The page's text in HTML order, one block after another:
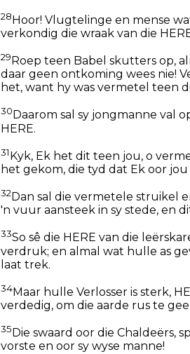
28Hoor! Vlugtelinge en mense
verkondig die wraak van die
29 Roep teen Babel skutters op,
daar geen ontkoming wees nie!
het, want hy was vermetel teen
30 Daarom sal sy jongmanne val
HERE.
31Kyk, Ek het dit teen jou, o
het gekom, die tyd dat Ek oor
32 Dan sal die vermetele struikel
'n vuur aansteek in sy stede, en
33So sê die HERE van die
verdruk; en almal wat hulle as
laat trek.
34Maar hulle Verlosser is sterk,
verdedig, om die aarde rus te
35 Die swaard oor die Chaldeërs,
vorste en oor sy wyse manne!